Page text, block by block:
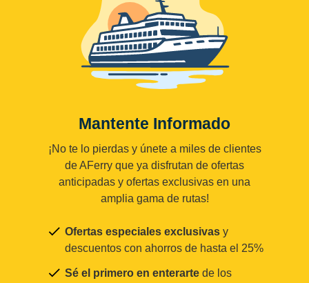
Mantente Informado
¡No te lo pierdas y únete a miles de clientes
de AFerry que ya disfrutan de ofertas
anticipadas y ofertas exclusivas en una
amplia gama de rutas!
Ofertas especiales exclusivas y
descuentos con ahorros de hasta el 25%
Sé el primero en enterarte de los